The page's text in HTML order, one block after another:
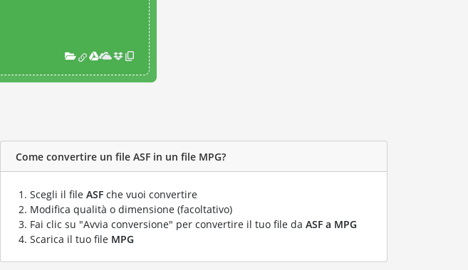
Come convertire un file ASF in un file MPG?
Scegli il file ASF che vuoi convertire
Modifica qualità o dimensione (facoltativo)
Fai clic su "Avvia conversione" per convertire il tuo file da ASF a MPG
Scarica il tuo file MPG